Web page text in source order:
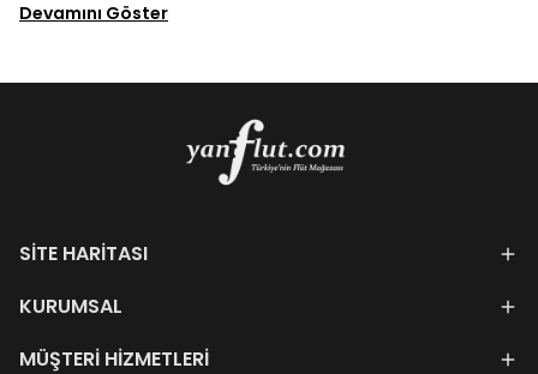
Devamını Göster
SİTE HARİTASI
KURUMSAL
MÜŞTERİ HİZMETLERİ